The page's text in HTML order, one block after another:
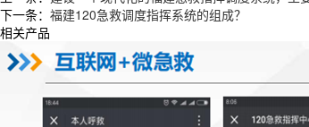
下一条： 福建120急救调度指挥系统的组成？
相关产品